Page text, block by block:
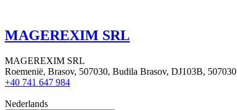
MAGEREXIM SRL
MAGEREXIM SRL
Roemenië, Brasov, 507030, Budila Brasov, DJ103B, 507030
+40 741 647 984
Nederlands